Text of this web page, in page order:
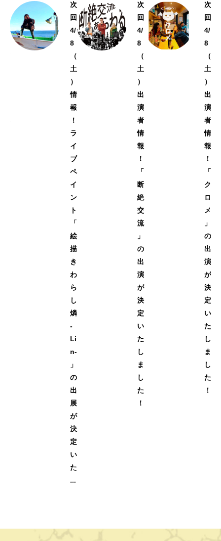
次
回
4/
8
（
土
）
情
報
！
ラ
イ
ブ
ペ
イ
ン
ト
「
絵
描
き
わ
ら
し
燐
-
Li
n-
」
の
出
展
が
決
定
い
た
...
次
回
4/
8
（
土
）
出
演
者
情
報
！
「
断
絶
交
流
」
の
出
演
が
決
定
い
た
し
ま
し
た
！
次
回
4/
8
（
土
）
出
演
者
情
報
！
「
ク
ロ
メ
」
の
出
演
が
決
定
い
た
し
ま
し
た
！